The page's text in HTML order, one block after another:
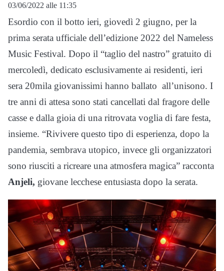
03/06/2022 alle 11:35
Esordio con il botto ieri, giovedì 2 giugno, per la
prima serata ufficiale dell’edizione 2022 del Nameless
Music Festival. Dopo il “taglio del nastro” gratuito di
mercoledì, dedicato esclusivamente ai residenti, ieri
sera 20mila giovanissimi hanno ballato all’unisono. I
tre anni di attesa sono stati cancellati dal fragore delle
casse e dalla gioia di una ritrovata voglia di fare festa,
insieme. “Rivivere questo tipo di esperienza, dopo la
pandemia, sembrava utopico, invece gli organizzatori
sono riusciti a ricreare una atmosfera magica” racconta
Anjeli, giovane lecchese entusiasta dopo la serata.